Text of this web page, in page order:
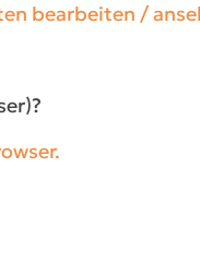
bearbeiten /